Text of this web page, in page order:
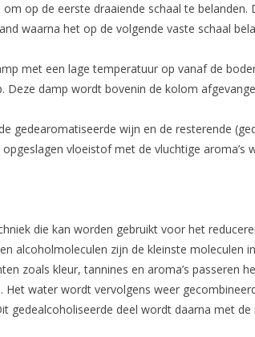
op de eerste draaiende schaal te
waarna het op de volgende vaste schaal
met een lage temperatuur op vanaf de
Deze damp wordt bovenin de kolom
gedearomatiseerde wijn en de resterende
vloeistof met de vluchtige
die kan worden gebruikt voor het
alcoholmoleculen zijn de kleinste
zoals kleur, tannines en aroma’s passeren
water wordt vervolgens weer
gedealcoholiseerde deel wordt daarna met